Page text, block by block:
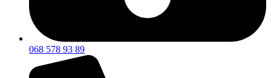
068 578 93 89